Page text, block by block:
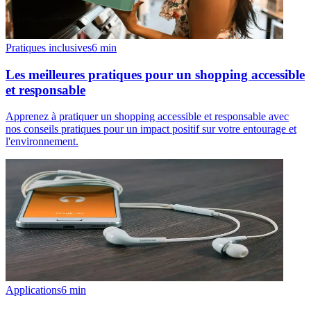
Pratiques inclusives6 min
Les meilleures pratiques pour un shopping accessible
et responsable
Apprenez à pratiquer un shopping accessible et responsable avec
nos conseils pratiques pour un impact positif sur votre entourage et
l'environnement.
Applications6 min